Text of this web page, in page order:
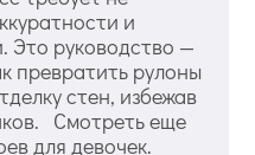
и
Это руководство —
превратить рулоны
стен, избежав
Смотреть еще
для девочек.